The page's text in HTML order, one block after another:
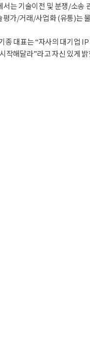
는 기술이전 및 분쟁/소송
평가/거래/사업화 (유통)는
종 대표는 “자사의 대기업
작해달라”라고 자신 있게